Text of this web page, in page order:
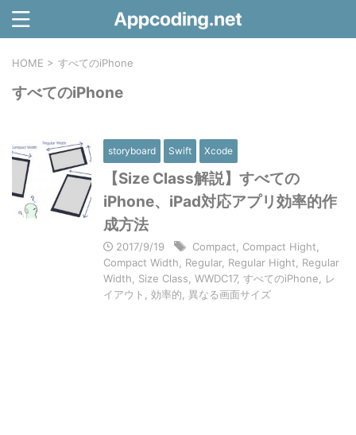
HOME > すべてのiPhone
すべてのiPhone
storyboard Swift Xcode
【Size Class解説】すべての
iPhone、iPad対応アプリ効率的作
成方法
2017/9/19 Compact Compact Hight
Compact Width
Regular, Regular Hight
Regular
Width
Size Class WWDC17, すべてのiPhone
レ
イアウト
効率的 異なる画面サイズ